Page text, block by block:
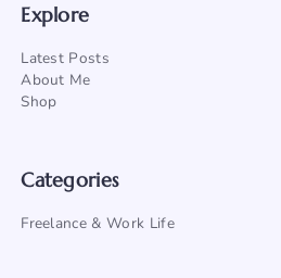
Explore
Latest Posts
About Me
Shop
Categories
Freelance & Work Life